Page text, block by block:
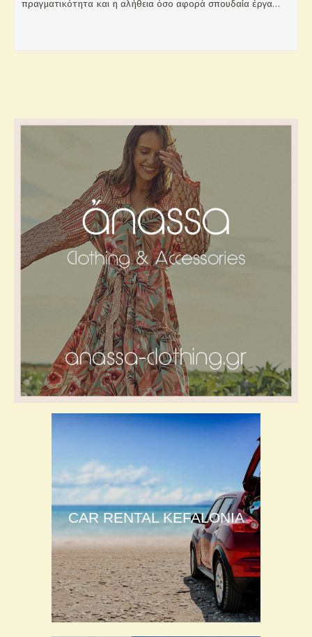
πραγματικότητα και η αλήθεια όσο αφορά σπουδαία έργα…
CAR RENTAL KEFALONIA